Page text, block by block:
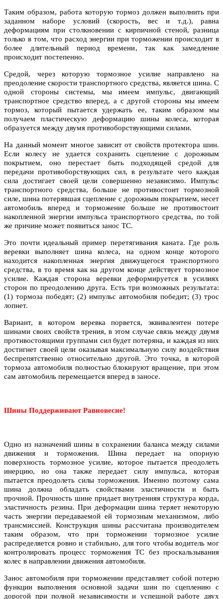
Таким образом, работа которую тормоз должен выполнить при
заданном наборе условий (скорость, вес и т.д.), равна
деформациям при столкновении с кирпичной стеной, разница
только в том, что расход энергии при торможении происходит в
более длительный период времени, так как замедление
происходит постепенно.
Средой, через которую тормозное усилие направлено на
преодоление скорости транспортного средства, является шина. С
одной стороны системы, мы имеем импульс, двигающий
транспортное средство вперед, а с другой стороны мы имеем
тормоз, который пытается удержать ее, таким образом мы
получаем пластическую деформацию шины колеса, которая
образуется между двумя противоборствующими силами.
На данный момент многое зависит от свойств протектора шин.
Если колесу не удается сохранить сцепление с дорожным
покрытием, оно перестает быть подходящей средой для
передачи противоборствующих сил, в результате чего каждая
сила достигает своей цели совершенно независимо. Импульс
транспортного средства, больше не противостоит тормозной
силе, шина потерявшая сцепление с дорожным покрытием, несет
автомобиль вперед и торможение больше не противостоит
накопленной энергии импульса транспортного средства, по той
же причине может появиться занос ТС.
Это почти идеальный пример перетягивания каната. Где роль
веревки выполняет шина колеса, на одном конце которого
находится накопленная энергия движущегося транспортного
средства, в то время как на другом конце действует тормозное
усилие. Каждая сторона веревки деформируется в усилиях
сторон по преодолению друга. Есть три возможных результата:
(1) тормоза победят; (2) импульс автомобиля победит; (3) трос
лопнет.
Вариант, в котором веревка порвется, эквивалентен потере
шинами своих свойств трения, в этом случае связь между двумя
противостоящими группами сил будет потеряна, и каждая из них
достигнет своей цели оказывая максимальную силу воздействия
беспрепятственно относительно другой. Это точка, в которой
тормоза автомобиля полностью блокируют вращение, при этом
сам автомобиль перемещается вперед в заносе.
Шины Поддерживают Равновесие!
Одно из назначений шины в сохранении баланса между силами
движения и торможения. Шина передает на опорную
поверхность тормозное усилие, которое пытается преодолеть
инерцию, но она также передает силу импульса, которая
пытается преодолеть силы торможения. Именно поэтому сама
шина должна обладать свойствами эластичности и быть
прочной. Прочность шине придает внутренняя структура корда,
эластичность резина. При деформации шина теряет некоторую
часть энергии передаваемой ей тормозным механизмом, либо
трансмиссией. Конструкция шины рассчитана производителем
таким образом, что при торможении тормозное усилие
распределяется ровно и стабильно, для того чтобы водитель мог
контролировать процесс торможения ТС без проскальзывания
колес в направлении движения автомобиля.
Занос автомобиля при торможении представляет собой потерю
функции выполнения основной задачи шин по сцеплению с
дорогой при полной независимости и успешной работе двух